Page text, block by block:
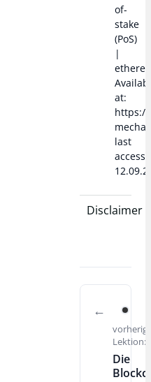
of-
stake
(PoS)
|
at:
https://
last
Disclaimer
Lektion:
Die